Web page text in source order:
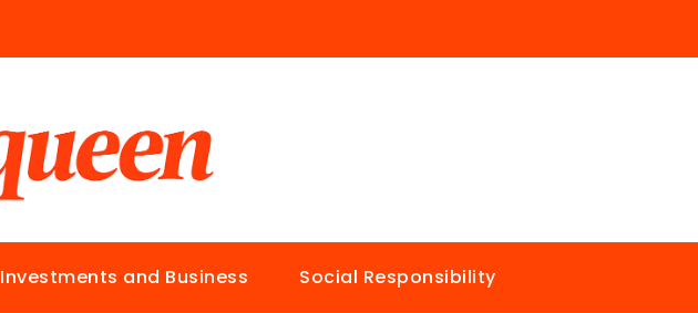
Investments and Business Social Responsibility